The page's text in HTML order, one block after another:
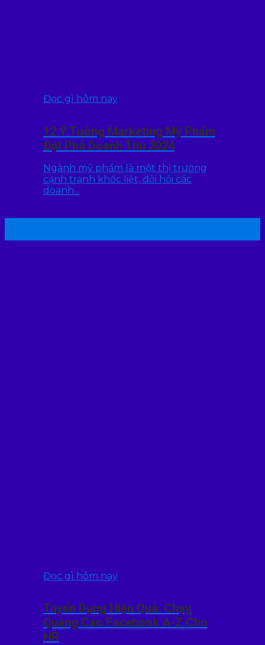
Đọc gì hôm nay
12 Ý Tưởng Marketing Mỹ Phẩm
Đột Phá Doanh Thu 2024
Ngành mỹ phẩm là một thị trường
cạnh tranh khốc liệt, đòi hỏi các
doanh...
Đọc gì hôm nay
Tuyển Dụng Hiệu Quả: Chạy
Quảng Cáo Facebook A-Z Cho
HR